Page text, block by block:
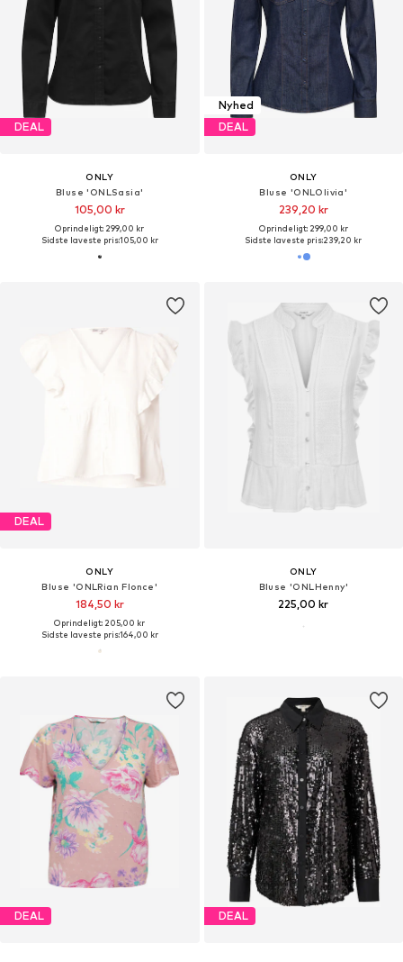
DEAL
ONLY
Bluse 'ONLSasia'
105,00 kr
Oprindeligt: 299,00 kr
Sidste laveste pris:105,00 kr
Nyhed
DEAL
ONLY
Bluse 'ONLOlivia'
239,20 kr
Oprindeligt: 299,00 kr
Sidste laveste pris:239,20 kr
DEAL
ONLY
Bluse 'ONLRian Flonce'
184,50 kr
Oprindeligt: 205,00 kr
Sidste laveste pris:164,00 kr
ONLY
Bluse 'ONLHenny'
225,00 kr
DEAL DEAL